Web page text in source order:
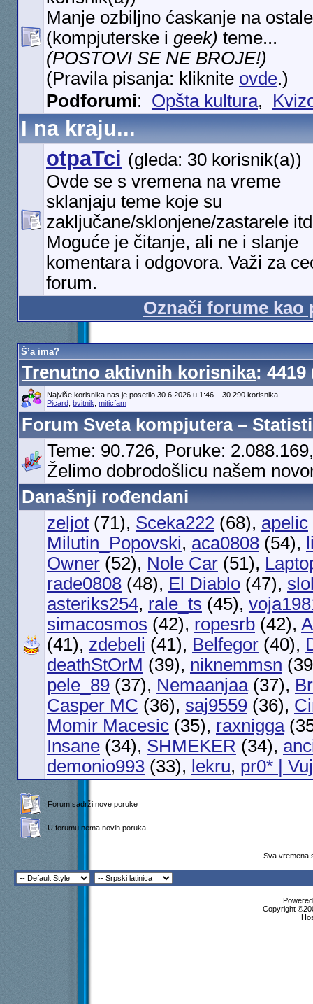
Manje ozbiljno ćaskanje na ostale
(kompjuterske i geek) teme...
(POSTOVI SE NE BROJE!)
(Pravila pisanja: kliknite ovde.)
Podforumi: Opšta kultura,
I na kraju...
otpaTci (gleda: 30 korisnik(a))
Ovde se s vremena na vreme
sklanjaju teme koje su
zaključane/sklonjene/zastarele
Moguće je čitanje, ali ne i slanje
komentara i odgovora. Važi za
forum.
Označi forume kao
Š’a ima?
Trenutno aktivnih korisnika: 4419
Najviše korisnika nas je posetilo 30.6.2026 u 1:46 – 30.290 korisnika.
Picard, bvitnik miticfam
Forum Sveta kompjutera –
Teme: 90.726, Poruke:
Želimo dobrodošlicu našem
Današnji rođendani
zeljot (71), Sceka222 (68), apelic
Milutin_Popovski, aca0808 (54),
Owner (52), Nole Car (51),
rade0808 (48), El Diablo (47),
asteriks254, rale_ts (45),
simacosmos (42), ropesrb (42),
(41), zdebeli (41), Belfegor (40),
deathStOrM (39), niknemmsn
pele_89 (37), Nemaanjaa (37),
Casper MC (36), saj9559 (36),
Momir Macesic (35), raxnigga
Insane (34), SHMEKER (34),
demonio993 (33), lekru, pr0* |
Forum sadrži nove poruke
U forumu nema novih poruka
Sva vremena
Copyright